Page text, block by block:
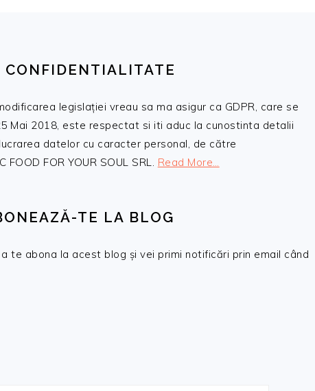
CONFIDENTIALITATE
legislației vreau sa ma asigur ca GDPR, care se
Mai 2018, este respectat si iti aduc la cunostinta detalii
datelor cu caracter personal, de către
FOR YOUR SOUL SRL. Read More…
TE LA BLOG
te abona la acest blog și vei primi notificări prin email când